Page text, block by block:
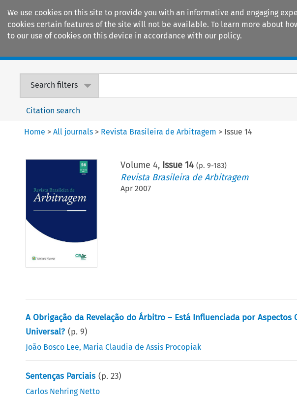
We use cookies on this site to provide you with an informative and engaging
cookies certain features of the site will not be available. To learn more about
to our use of cookies on this device in accordance with our policy.
Search filters
Citation search
Home >All journals > Revista Brasileira de Arbitragem > Issue 14
Volume 4, Issue 14 (p. 9-183)
Revista Brasileira de Arbitragem
Apr 2007
A Obrigação da Revelação do Árbitro – Está Influenciada por
Universal? (p.9)
João Bosco Lee, Maria Claudia de Assis Procopiak
Sentenças Parciais (p.23)
Carlos Nehring Netto